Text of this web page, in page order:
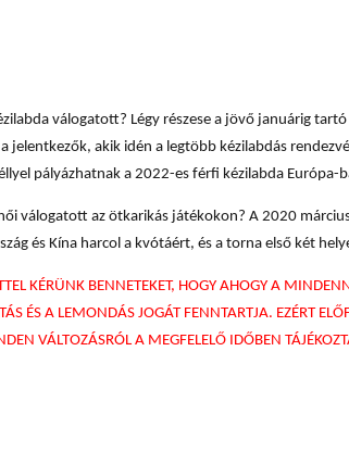
válogatott? Légy részese a jövő januárig
jelentkezők, akik idén a legtöbb kézilabdás
pályázhatnak a 2022-es férfi kézilabda Európa-
válogatott az ötkarikás játékokon? A 2020
és Kína harcol a kvótáért, és a torna első két
KÉRÜNK BENNETEKET, HOGY AHOGY A
ÉS A LEMONDÁS JOGÁT FENNTARTJA. EZÉRT
VÁLTOZÁSRÓL A MEGFELELŐ IDŐBEN